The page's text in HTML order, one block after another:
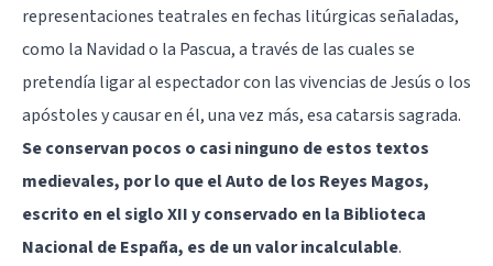
representaciones teatrales en fechas litúrgicas señaladas,
como la Navidad o la Pascua, a través de las cuales se
pretendía ligar al espectador con las vivencias de Jesús o los
apóstoles y causar en él, una vez más, esa catarsis sagrada.
Se conservan pocos o casi ninguno de estos textos
medievales, por lo que el Auto de los Reyes Magos,
escrito en el siglo XII y conservado en la Biblioteca
Nacional de España, es de un valor incalculable.